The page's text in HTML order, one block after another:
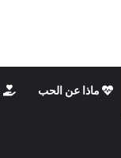
ماذا عن الحب